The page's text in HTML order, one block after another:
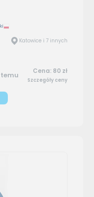
Katowice i 7 innych
Cena: 80 zł
Szczegóły ceny